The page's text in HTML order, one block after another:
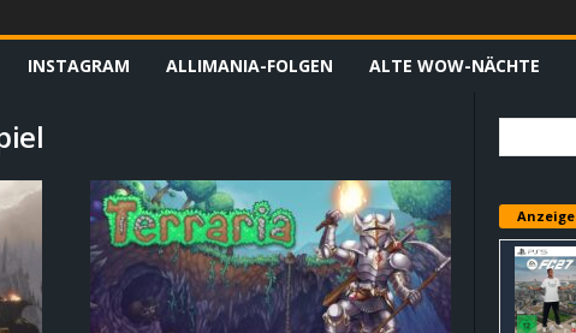
INSTAGRAM ALLIMANIA-FOLGEN ALTE WOW-NÄCHTE
Anzeige